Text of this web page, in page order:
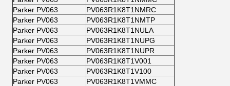
Parker PV063
PV063R1K8T1NMRC
Parker PV063
PV063R1K8T1NMTP
Parker PV063
PV063R1K8T1NULA
Parker PV063
PV063R1K8T1NUPG
Parker PV063
PV063R1K8T1NUPR
Parker PV063
PV063R1K8T1V001
Parker PV063
PV063R1K8T1V100
Parker PV063
PV063R1K8T1VMMC